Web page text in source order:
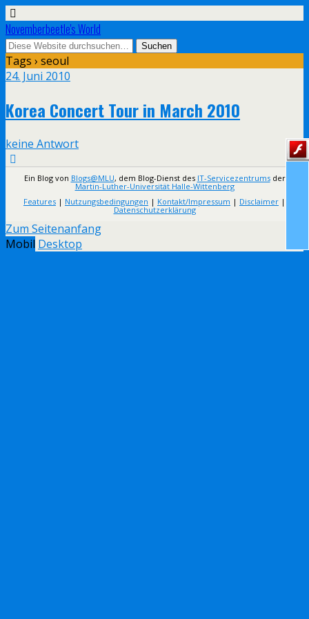
Novemberbeetle's World
Tags › seoul
24. Juni 2010
Korea Concert Tour in March 2010
keine Antwort
Ein Blog von Blogs@MLU, dem Blog-Dienst des IT-Servicezentrumsder
Martin-Luther-Universität Halle-Wittenberg
Features | Nutzungsbedingungen | Kontakt/Impressum | Disclaimer |
Datenschutzerklärung
Zum Seitenanfang
Mobil Desktop